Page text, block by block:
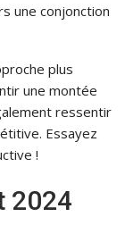
une conjonction
plus
une montée
ressentir
Essayez
!
2024